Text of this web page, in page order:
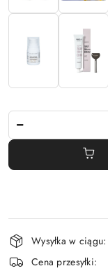
Dostępność
i
dostawa
Wysyłka w ciągu:
Cena przesyłki: